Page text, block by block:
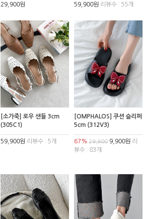
29,900원 59,900원 리뷰수 : 55개
[소가죽] 로우 샌들 3cm
(305C1)
59,900원 리뷰수 : 5개
[OMPHALOS] 쿠션 슬리퍼
5cm (312V3)
67% 29,9009,900원 리
뷰수 : 83개